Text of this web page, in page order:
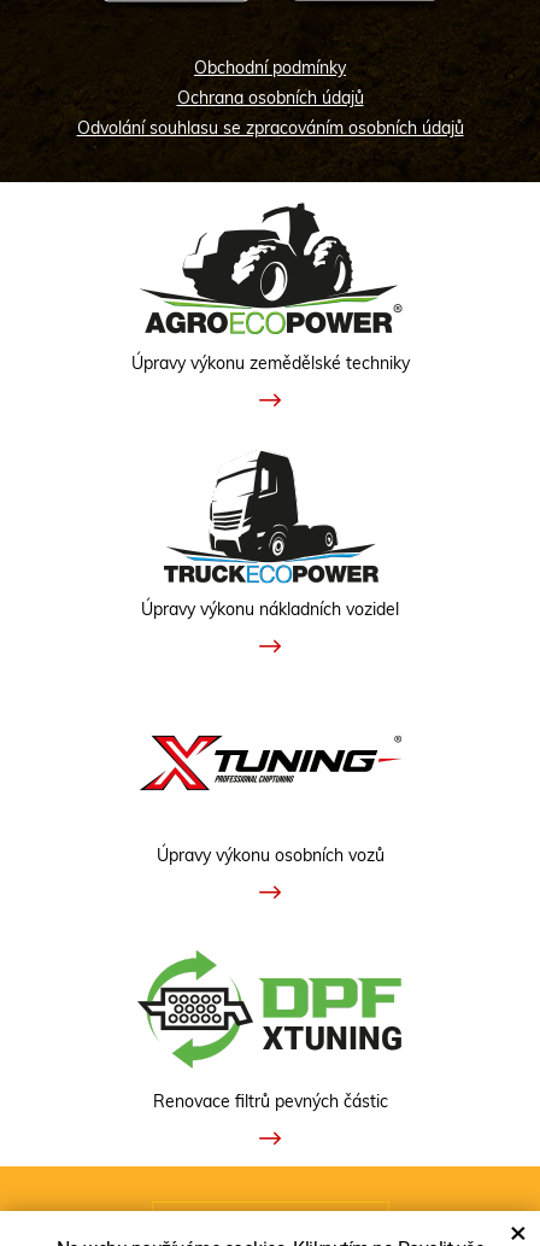
×
Obchodní podmínky
Ochrana osobních údajů
Odvolání souhlasu se zpracováním osobních údajů
Úpravy výkonu zemědělské techniky
Úpravy výkonu nákladních vozidel
Úpravy výkonu osobních vozů
Renovace filtrů pevných částic